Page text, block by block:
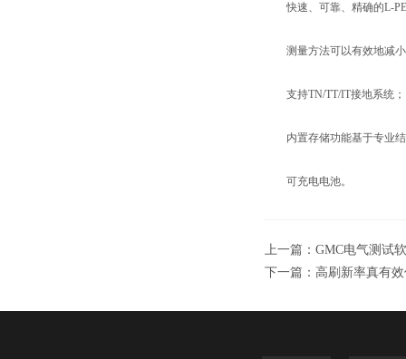
快速、可靠、精确的L-PE
测量方法可以有效地减小
支持TN/TT/IT接地系统；
内置存储功能基于专业结
可充电电池。
上一篇： GMC电气测试
下一篇： 高刷新率真有